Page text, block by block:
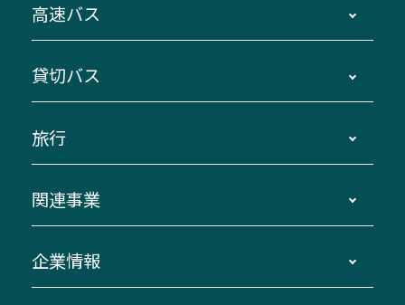
主要停留所案内図・時刻表
路線バスのご利用方法
三重交通接近情報バスロケーションシステム
ダイヤ改正情報
迂回・休止について
臨時バスについて
伊勢二見鳥羽周遊バスCANばす
「みえブルーライン」（三重大学病院直通バ
高速バス
南紀・VISON～横浜・東京・埼玉
伊賀～名古屋
南紀～VISON～名古屋
湯の山温泉～名古屋
桑名・長島温泉・金城ふ頭駅～中部国際空港
（休止中）
貸切バス
貸切バスのご利用について
お問い合わせ
旅行
貸切バス団体旅行
美し国周遊ばす
関連事業
自家用自動車車両運行管理
企業情報